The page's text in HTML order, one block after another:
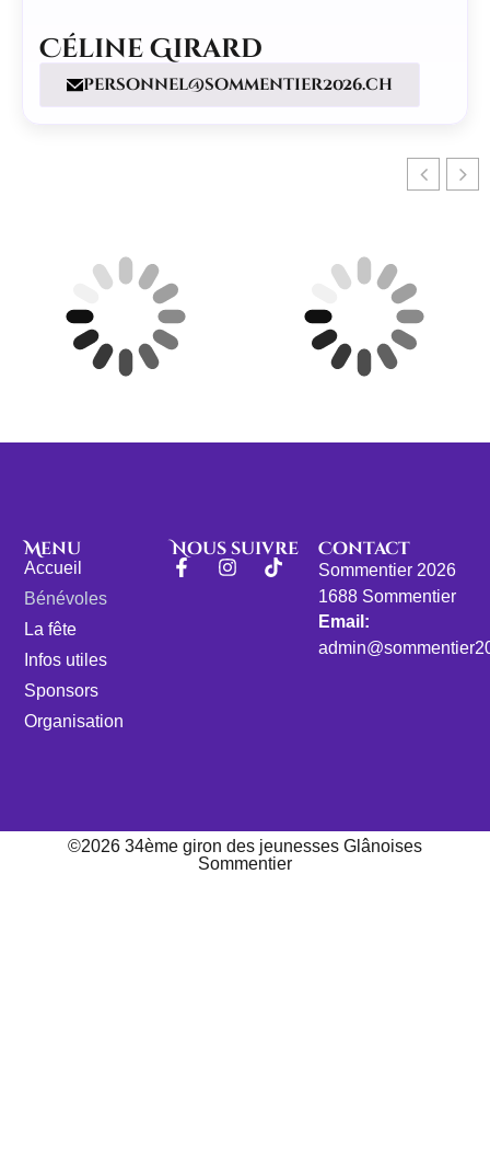
Céline Girard
personnel@sommentier2026.ch
Contact
Sommentier 2026
1688 Sommentier
Email:
Nous suivre
Menu
Accueil
Bénévoles
La fête
Infos utiles
Sponsors
Organisation
©2026 34ème giron des jeunesses Glânoises
Sommentier